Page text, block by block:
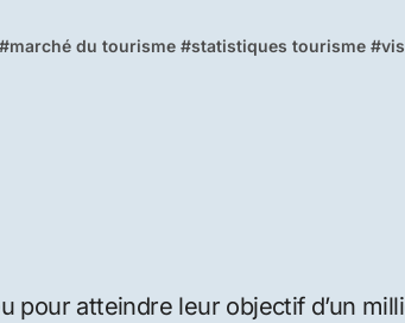
#marché du tourisme #statistiques tourisme #
pour atteindre leur objectif d’un